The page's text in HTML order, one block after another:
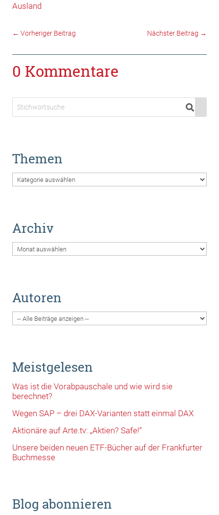
Ausland
← Vorheriger Beitrag Nächster Beitrag →
0 Kommentare
Themen
Themen
Archiv
Archiv
Autoren
Meistgelesen
Was ist die Vorabpauschale und wie wird sie
berechnet?
Wegen SAP – drei DAX-Varianten statt einmal DAX
Aktionäre auf Arte.tv: „Aktien? Safe!“
Unsere beiden neuen ETF-Bücher auf der Frankfurter
Buchmesse
Blog abonnieren